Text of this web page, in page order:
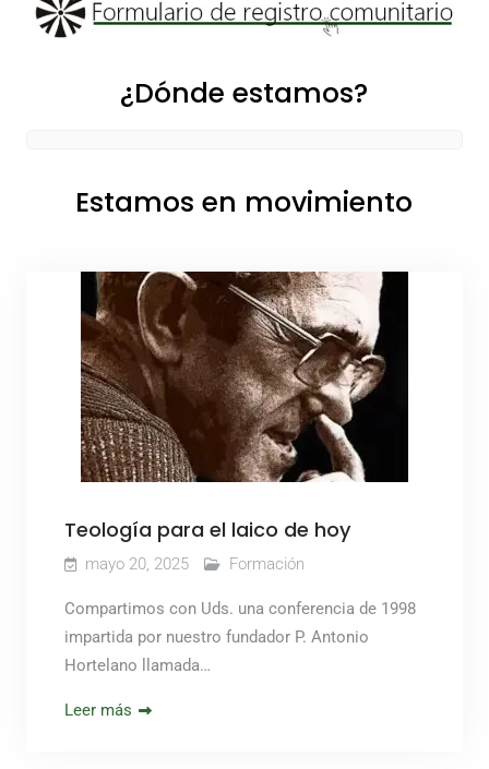
¿Dónde estamos?
Estamos en movimiento
Teología para el laico de hoy
mayo 20, 2025 Formación
Compartimos con Uds. una conferencia de 1998
impartida por nuestro fundador P. Antonio
Hortelano llamada…
Leer más